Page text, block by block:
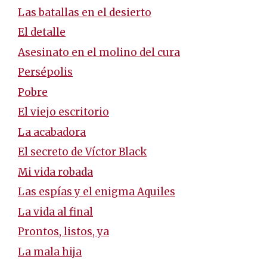
Las batallas en el desierto
El detalle
Asesinato en el molino del cura
Persépolis
Pobre
El viejo escritorio
La acabadora
El secreto de Víctor Black
Mi vida robada
Las espías y el enigma Aquiles
La vida al final
Prontos, listos, ya
La mala hija